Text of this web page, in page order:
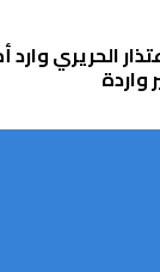
الحريري